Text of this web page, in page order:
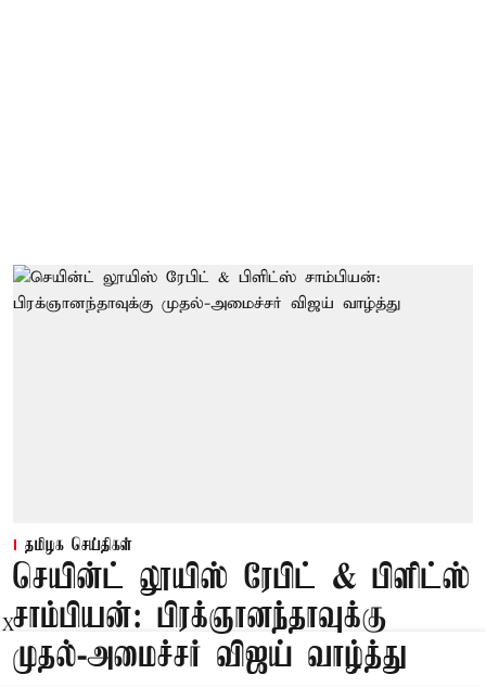
தமிழக செய்திகள்
செயின்ட் லூயிஸ் ரேபிட் & பிளிட்ஸ்
சாம்பியன்: பிரக்ஞானந்தாவுக்கு
முதல்-அமைச்சர் விஜய் வாழ்த்து
X